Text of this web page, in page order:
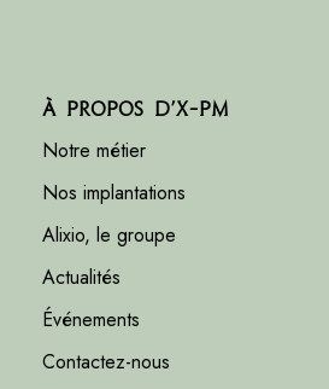
À propos d’X-PM
Notre métier
Nos implantations
Alixio, le groupe
Actualités
Événements
Contactez-nous